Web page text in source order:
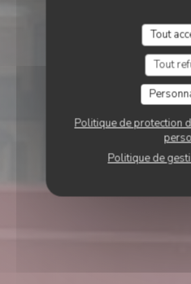
Tout
Tout
Politique de protection
Politique de